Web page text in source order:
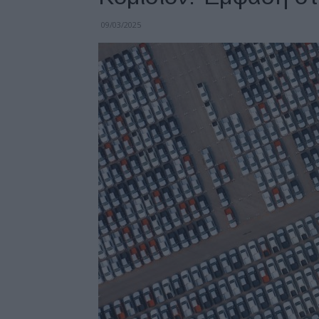
09/03/2025